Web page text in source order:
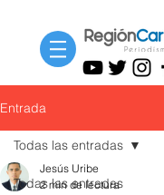
Entrada
Todas las entradas
Todas las entradas
Jesús Uribe
2 min de lectura